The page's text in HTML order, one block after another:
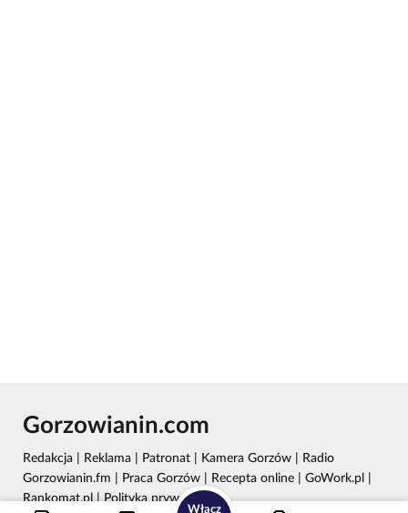
Włącz
Gorzowianin.com
Redakcja Reklama Patronat Kamera Gorzów
Radio
Gorzowianin.fm
Praca Gorzów Recepta online GoWork.pl
Rankomat.pl|Polityka prywatności